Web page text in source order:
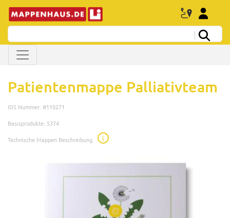
Patientenmappe Palliativteam
IDS Nummer: #110271
Basisprodukte: 5374
Technische Mappen Beschreibung
i